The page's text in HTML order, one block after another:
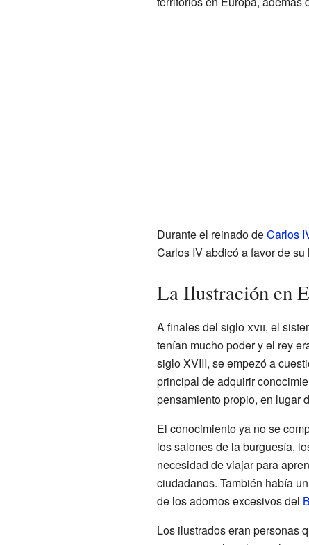
Durante el reinado deCarlos
Carlos IV abdicó a favor de su
La Ilustración en
A finales del sigloxvii, el
tenían mucho poder y el rey
siglo XVIII, se empezó a
principal de adquirir
pensamiento propio, en lugar
El conocimiento ya no se
los salones de la burguesía,
necesidad de viajar para
ciudadanos. También había
de los adornos excesivos del
Los ilustrados eran personas